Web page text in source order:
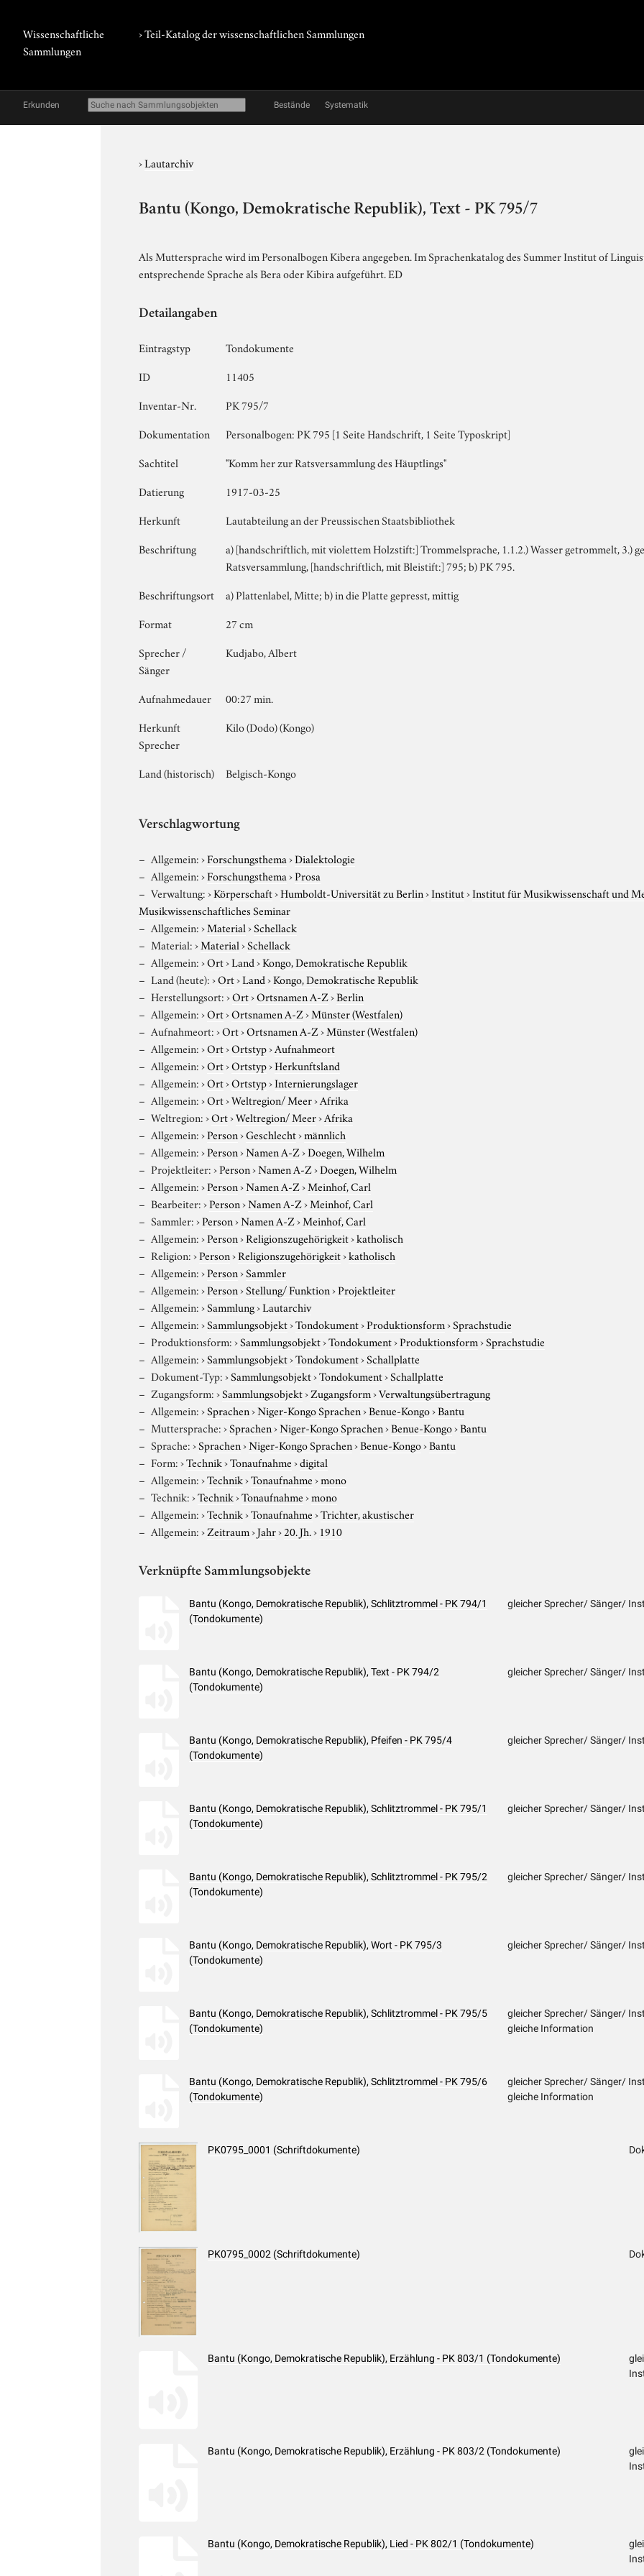
Wissenschaftliche
Sammlungen
› Teil-Katalog der wissenschaftlichen Sammlungen
Erkunden Bestände Systematik
›Lautarchiv
Bantu (Kongo, Demokratische Republik), Text - PK 795/7
Als Muttersprache wird im Personalbogen Kibera angegeben. Im Sprachenkatalog des Summer Institut of
entsprechende Sprache als Bera oder Kibira aufgeführt. ED
Detailangaben
Eintragstyp
Tondokumente
ID
11405
Inventar-Nr.
PK 795/7
Dokumentation
Personalbogen: PK 795 [1 Seite Handschrift, 1 Seite Typoskript]
Sachtitel
"Komm her zur Ratsversammlung des Häuptlings"
Datierung
1917-03-25
Herkunft
Lautabteilung an der Preussischen Staatsbibliothek
Beschriftung
a) [handschriftlich, mit violettem Holzstift:] Trommelsprache, 1.1.2.) Wasser getrommelt, 3.)
Ratsversammlung, [handschriftlich, mit Bleistift:] 795; b) PK 795.
Beschriftungsort
a) Plattenlabel, Mitte; b) in die Platte gepresst, mittig
Format
27 cm
Sprecher /
Sänger
Kudjabo, Albert
Aufnahmedauer
00:27 min.
Herkunft
Sprecher
Kilo (Dodo) (Kongo)
Land (historisch) Belgisch-Kongo
Verschlagwortung
Allgemein:›Forschungsthema›Dialektologie
Allgemein:›Forschungsthema›Prosa
Verwaltung:›Körperschaft›Humboldt-Universität zu Berlin›Institut›Institut für Musikwissenschaft und
Musikwissenschaftliches Seminar
Allgemein:›Material›Schellack
Material:›Material›Schellack
Allgemein:›Ort›Land›Kongo, Demokratische Republik
Land (heute):›Ort›Land›Kongo, Demokratische Republik
Herstellungsort:›Ort›Ortsnamen A-Z›Berlin
Allgemein:›Ort›Ortsnamen A-Z›Münster (Westfalen)
Aufnahmeort:›Ort›Ortsnamen A-Z›Münster (Westfalen)
Allgemein:›Ort›Ortstyp›Aufnahmeort
Allgemein:›Ort›Ortstyp›Herkunftsland
Allgemein:›Ort›Ortstyp›Internierungslager
Allgemein:›Ort›Weltregion/ Meer›Afrika
Weltregion:›Ort›Weltregion/ Meer›Afrika
Allgemein:›Person›Geschlecht›männlich
Allgemein:›Person›Namen A-Z›Doegen, Wilhelm
Projektleiter:›Person›Namen A-Z›Doegen, Wilhelm
Allgemein:›Person›Namen A-Z›Meinhof, Carl
Bearbeiter:›Person›Namen A-Z›Meinhof, Carl
Sammler:›Person›Namen A-Z›Meinhof, Carl
Allgemein:›Person›Religionszugehörigkeit›katholisch
Religion:›Person›Religionszugehörigkeit›katholisch
Allgemein:›Person›Sammler
Allgemein:›Person›Stellung/ Funktion›Projektleiter
Allgemein:›Sammlung›Lautarchiv
Allgemein:›Sammlungsobjekt›Tondokument›Produktionsform›Sprachstudie
Produktionsform:›Sammlungsobjekt›Tondokument›Produktionsform›Sprachstudie
Allgemein:›Sammlungsobjekt›Tondokument›Schallplatte
Dokument-Typ:›Sammlungsobjekt›Tondokument›Schallplatte
Zugangsform:›Sammlungsobjekt›Zugangsform›Verwaltungsübertragung
Allgemein:›Sprachen›Niger-Kongo Sprachen›Benue-Kongo›Bantu
Muttersprache:›Sprachen›Niger-Kongo Sprachen›Benue-Kongo›Bantu
Sprache:›Sprachen›Niger-Kongo Sprachen›Benue-Kongo›Bantu
Form:›Technik›Tonaufnahme›digital
Allgemein:›Technik›Tonaufnahme›mono
Technik:›Technik›Tonaufnahme›mono
Allgemein:›Technik›Tonaufnahme›Trichter, akustischer
Allgemein:›Zeitraum›Jahr›20. Jh.› 1910
Verknüpfte Sammlungsobjekte
Bantu (Kongo, Demokratische Republik), Schlitztrommel - PK 794/1
(Tondokumente)
gleicher Sprecher/ Sänger/
Bantu (Kongo, Demokratische Republik), Text - PK 794/2
(Tondokumente)
gleicher Sprecher/ Sänger/
Bantu (Kongo, Demokratische Republik), Pfeifen - PK 795/4
(Tondokumente)
gleicher Sprecher/ Sänger/
Bantu (Kongo, Demokratische Republik), Schlitztrommel - PK 795/1
(Tondokumente)
gleicher Sprecher/ Sänger/
Bantu (Kongo, Demokratische Republik), Schlitztrommel - PK 795/2
(Tondokumente)
gleicher Sprecher/ Sänger/
Bantu (Kongo, Demokratische Republik), Wort - PK 795/3
(Tondokumente)
gleicher Sprecher/ Sänger/
Bantu (Kongo, Demokratische Republik), Schlitztrommel - PK 795/5
(Tondokumente)
gleicher Sprecher/ Sänger/
gleiche Information
Bantu (Kongo, Demokratische Republik), Schlitztrommel - PK 795/6
(Tondokumente)
gleicher Sprecher/ Sänger/
gleiche Information
PK0795_0001 (Schriftdokumente)
PK0795_0002 (Schriftdokumente)
Bantu (Kongo, Demokratische Republik), Erzählung - PK 803/1 (Tondokumente)
Bantu (Kongo, Demokratische Republik), Erzählung - PK 803/2 (Tondokumente)
Bantu (Kongo, Demokratische Republik), Lied - PK 802/1 (Tondokumente)